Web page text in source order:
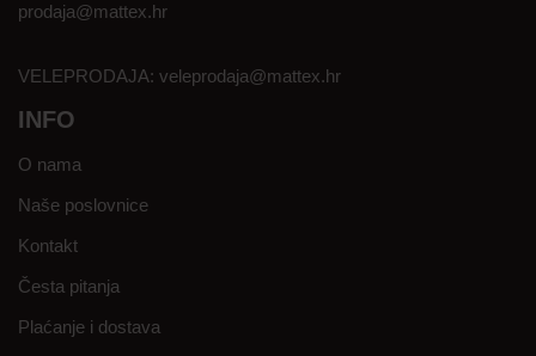
prodaja@mattex.hr
VELEPRODAJA: veleprodaja@mattex.hr
INFO
O nama
Naše poslovnice
Kontakt
Česta pitanja
Plaćanje i dostava